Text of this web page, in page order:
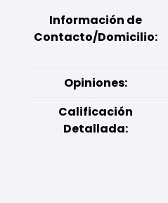
Información de
Contacto/Domicilio:
Opiniones:
Calificación
Detallada: